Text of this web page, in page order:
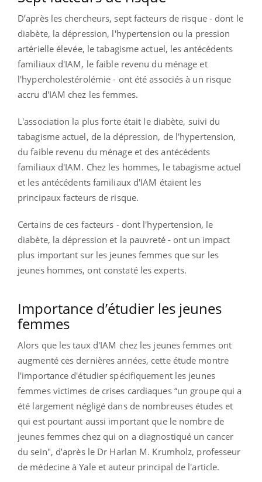
D’après les chercheurs, sept facteurs de risque - dont le
diabète, la dépression, l'hypertension ou la pression
artérielle élevée, le tabagisme actuel, les antécédents
familiaux d'IAM, le faible revenu du ménage et
l'hypercholestérolémie - ont été associés à un risque
accru d'IAM chez les femmes.
L'association la plus forte était le diabète, suivi du
tabagisme actuel, de la dépression, de l'hypertension,
du faible revenu du ménage et des antécédents
familiaux d'IAM. Chez les hommes, le tabagisme actuel
et les antécédents familiaux d'IAM étaient les
principaux facteurs de risque.
Certains de ces facteurs - dont l'hypertension, le
diabète, la dépression et la pauvreté - ont un impact
plus important sur les jeunes femmes que sur les
jeunes hommes, ont constaté les experts.
Importance d’étudier les jeunes
femmes
Alors que les taux d'IAM chez les jeunes femmes ont
augmenté ces dernières années, cette étude montre
l'importance d'étudier spécifiquement les jeunes
femmes victimes de crises cardiaques “un groupe qui a
été largement négligé dans de nombreuses études et
qui est pourtant aussi important que le nombre de
jeunes femmes chez qui on a diagnostiqué un cancer
du sein", d’après le Dr Harlan M. Krumholz, professeur
de médecine à Yale et auteur principal de l'article.